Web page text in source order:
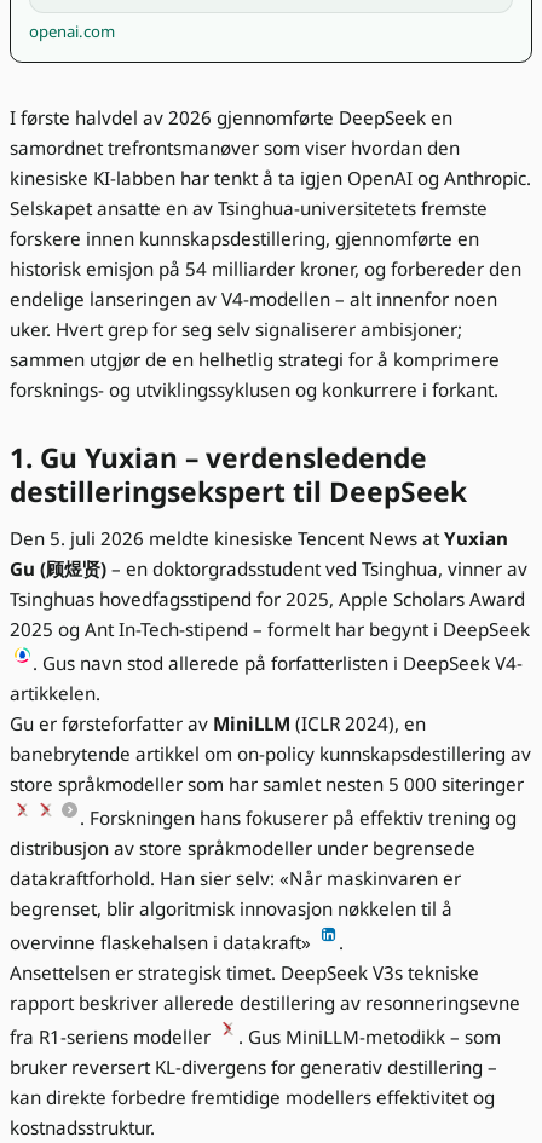
openai.com
I første halvdel av 2026 gjennomførte DeepSeek en
samordnet trefrontsmanøver som viser hvordan den
kinesiske KI-labben har tenkt å ta igjen OpenAI og Anthropic.
Selskapet ansatte en av Tsinghua-universitetets fremste
forskere innen kunnskapsdestillering, gjennomførte en
historisk emisjon på 54 milliarder kroner, og forbereder den
endelige lanseringen av V4-modellen – alt innenfor noen
uker. Hvert grep for seg selv signaliserer ambisjoner;
sammen utgjør de en helhetlig strategi for å komprimere
forsknings- og utviklingssyklusen og konkurrere i forkant.
1. Gu Yuxian – verdensledende
destilleringsekspert til DeepSeek
Den 5. juli 2026 meldte kinesiske Tencent News atYuxian
Gu (顾煜贤) – en doktorgradsstudent ved Tsinghua, vinner av
Tsinghuas hovedfagsstipend for 2025, Apple Scholars Award
2025 og Ant In-Tech-stipend – formelt har begynt i DeepSeek
. Gus navn stod allerede på forfatterlisten i DeepSeek V4-
artikkelen.
Gu er førsteforfatter av MiniLLM (ICLR 2024), en
banebrytende artikkel om on-policy kunnskapsdestillering av
store språkmodeller som har samlet nesten 5 000 siteringer
. Forskningen hans fokuserer på effektiv trening og
distribusjon av store språkmodeller under begrensede
datakraftforhold. Han sier selv: «Når maskinvaren er
begrenset, blir algoritmisk innovasjon nøkkelen til å
overvinne flaskehalsen i datakraft»
.
Ansettelsen er strategisk timet. DeepSeek V3s tekniske
rapport beskriver allerede destillering av resonneringsevne
fra R1-seriens modeller
. Gus MiniLLM-metodikk – som
bruker reversert KL-divergens for generativ destillering –
kan direkte forbedre fremtidige modellers effektivitet og
kostnadsstruktur.